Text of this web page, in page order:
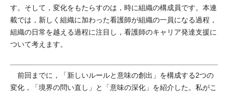
す。そして，変化をもたらすのは，時に組織の構成員です。本連
載では，新しく組織に加わった看護師が組織の一員になる過程，
組織の日常を越える過程に注目し，看護師のキャリア発達支援に
ついて考えます。
前回までに，「新しいルールと意味の創出」を構成する2つの
変化，「境界の問い直し」と「意味の深化」を紹介した。私がこ